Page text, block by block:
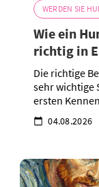
WERDEN SIE
Wie ein
richtig in
Die richtige
sehr wichtige
ersten
04.08.2026